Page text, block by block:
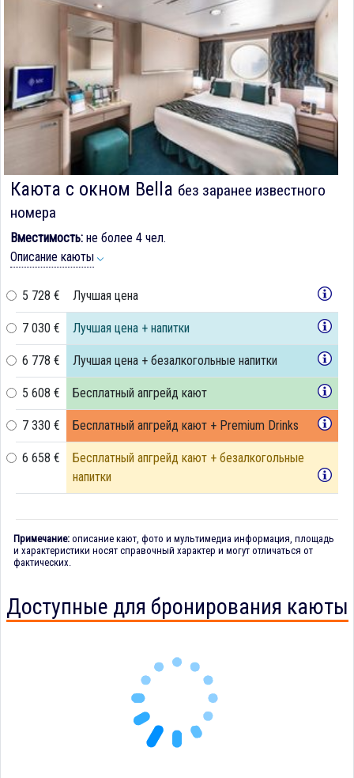
Каюта с окном Bella без заранее известного
номера
Вместимость: не более 4 чел.
Описание каюты
5 728 € Лучшая цена
7 030 € Лучшая цена + напитки
6 778 € Лучшая цена + безалкогольные напитки
5 608 € Бесплатный апгрейд кают
7 330 € Бесплатный апгрейд кают + Premium Drinks
6 658 €
Бесплатный апгрейд кают + безалкогольные
напитки
Примечание: описание кают, фото и мультимедиа информация, площадь
и характеристики носят справочный характер и могут отличаться от
фактических.
Доступные для бронирования каюты